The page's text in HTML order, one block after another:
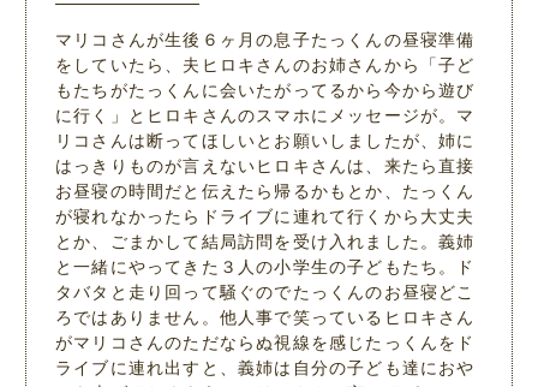
マリコさんが生後６ヶ月の息子たっくんの昼寝準備
をしていたら、夫ヒロキさんのお姉さんから「子ど
もたちがたっくんに会いたがってるから今から遊び
に行く」とヒロキさんのスマホにメッセージが。マ
リコさんは断ってほしいとお願いしましたが、姉に
はっきりものが言えないヒロキさんは、来たら直接
お昼寝の時間だと伝えたら帰るかもとか、たっくん
が寝れなかったらドライブに連れて行くから大丈夫
とか、ごまかして結局訪問を受け入れました。義姉
と一緒にやってきた３人の小学生の子どもたち。ド
タバタと走り回って騒ぐのでたっくんのお昼寝どこ
ろではありません。他人事で笑っているヒロキさん
がマリコさんのただならぬ視線を感じたっくんをド
ライブに連れ出すと、義姉は自分の子ども達におや